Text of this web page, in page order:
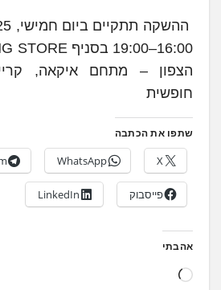
הצפון – מתחם איקאה,
חופשית
שתפו את הכתבה
X
WhatsApp
פייסבוק LinkedIn
אהבתי
ט